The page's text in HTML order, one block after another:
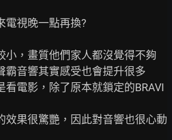
電視晚一點再換?
小，畫質他們家人都沒覺得不夠
霸音響其實感受也會提升很多
看電影，除了原本就鎖定的BRAVI
效果很驚艷，因此對音響也很心動